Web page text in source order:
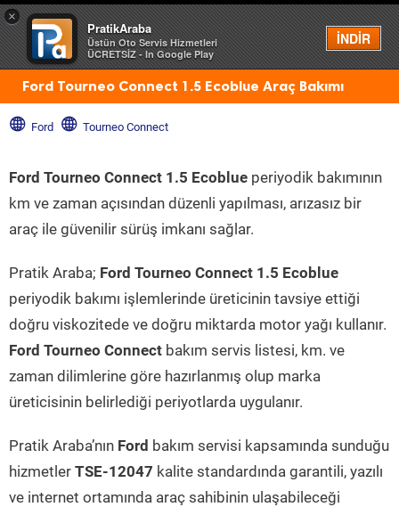
×
PratikAraba
Üstün Oto Servis Hizmetleri
ÜCRETSİZ - In Google Play
İNDİR
Menü
Ford Tourneo Connect 1.5 Ecoblue Araç Bakımı
Ford Tourneo Connect
Ford Tourneo Connect 1.5 Ecoblue periyodik bakımının
km ve zaman açısından düzenli yapılması, arızasız bir
araç ile güvenilir sürüş imkanı sağlar.
Pratik Araba; Ford Tourneo Connect 1.5 Ecoblue
periyodik bakımı işlemlerinde üreticinin tavsiye ettiği
doğru viskozitede ve doğru miktarda motor yağı kullanır.
Ford Tourneo Connect bakım servis listesi, km. ve
zaman dilimlerine göre hazırlanmış olup marka
üreticisinin belirlediği periyotlarda uygulanır.
Pratik Araba’nın Ford bakım servisi kapsamında sunduğu
hizmetler TSE-12047 kalite standardında garantili, yazılı
ve internet ortamında araç sahibinin ulaşabileceği